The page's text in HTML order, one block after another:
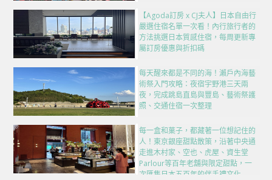
【Agoda訂房 x CJ夫人】日本自由行
嚴選住宿名單一次看！內行旅行者的
方法挑選日本質感住宿，每周更新專
屬訂房優惠與折扣碼
每天醒來都是不同的海！瀨戶內海藝
術祭入門攻略：夜宿宇野港三天兩
夜，完成跳島直島與豐島、藝術祭護
照、交通住宿一次整理
每一盒和菓子，都藏著一位想記住的
人！東京銀座甜點散策，沿著中央通
走進木村家、空也、虎屋、資生堂
Parlour等百年老舖與限定甜點，一
次匯集日本五百年的伴手禮文化